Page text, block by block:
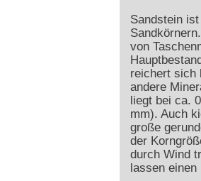
Sandstein
von
reichert sich
andere
liegt bei ca.
mm). Auch
große
der
durch Wind
lassen